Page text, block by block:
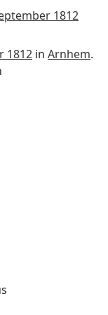
1812
1812 in Arnhem.